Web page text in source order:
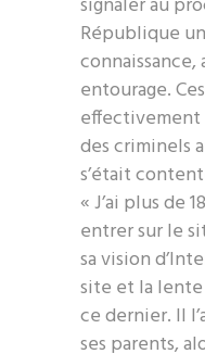
République
entourage.
effectivement
des criminels
s’était
« J’ai plus de
entrer sur le
sa vision
site et la
ce dernier. Il
ses parents,